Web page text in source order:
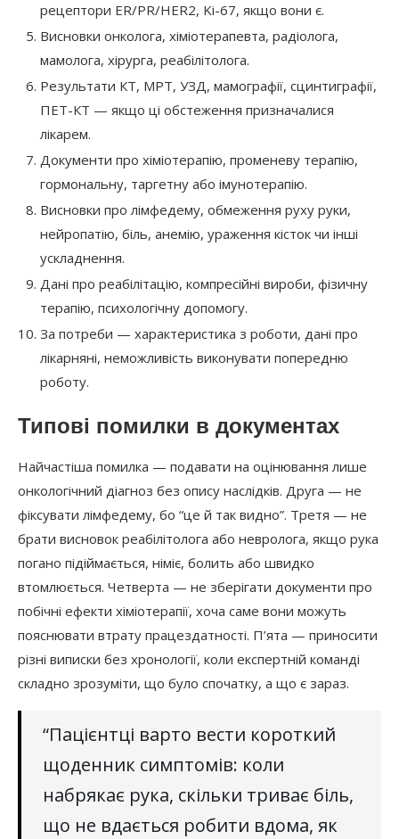
рецептори ER/PR/HER2, Ki-67, якщо вони є.
Висновки онколога, хіміотерапевта, радіолога,
мамолога, хірурга, реабілітолога.
Результати КТ, МРТ, УЗД, мамографії, сцинтиграфії,
ПЕТ-КТ — якщо ці обстеження призначалися
лікарем.
Документи про хіміотерапію, променеву терапію,
гормональну, таргетну або імунотерапію.
Висновки про лімфедему, обмеження руху руки,
нейропатію, біль, анемію, ураження кісток чи інші
ускладнення.
Дані про реабілітацію, компресійні вироби, фізичну
терапію, психологічну допомогу.
За потреби — характеристика з роботи, дані про
лікарняні, неможливість виконувати попередню
роботу.
Типові помилки в документах
Найчастіша помилка — подавати на оцінювання лише
онкологічний діагноз без опису наслідків. Друга — не
фіксувати лімфедему, бо “це й так видно”. Третя — не
брати висновок реабілітолога або невролога, якщо рука
погано підіймається, німіє, болить або швидко
втомлюється. Четверта — не зберігати документи про
побічні ефекти хіміотерапії, хоча саме вони можуть
пояснювати втрату працездатності. П’ята — приносити
різні виписки без хронології, коли експертній команді
складно зрозуміти, що було спочатку, а що є зараз.
“Пацієнтці варто вести короткий
щоденник симптомів: коли
набрякає рука, скільки триває біль,
що не вдається робити вдома, як